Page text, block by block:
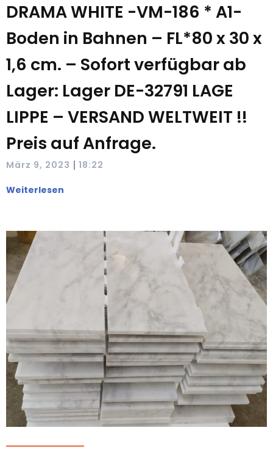
DRAMA WHITE -VM-186 * A1-
Boden in Bahnen – FL*80 x 30 x
1,6 cm. – Sofort verfügbar ab
Lager: Lager DE-32791 LAGE
LIPPE – VERSAND WELTWEIT !!
Preis auf Anfrage.
März 9, 2023 | 18:22
Weiterlesen